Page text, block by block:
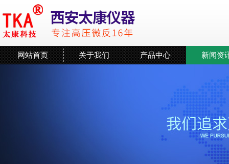
网站首页 关于我们 产品中心 新闻资